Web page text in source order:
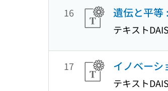
16 遺伝と平等
テキスト
17 イノベーシ
テキスト